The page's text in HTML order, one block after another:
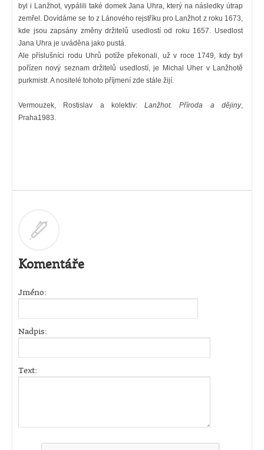
byl i Lanžhot, vypálili také domek Jana Uhra, který na následky útrap
zemřel. Dovídáme se to z Lánového rejstříku pro Lanžhot z roku 1673,
kde jsou zapsány změny držitelů usedlostí od roku 1657. Usedlost
Jana Uhra je uváděna jako pustá.
Ale příslušníci rodu Uhrů potíže překonali, už v roce 1749, kdy byl
pořízen nový seznam držitelů usedlostí, je Michal Uher v Lanžhotě
purkmistr. A nositelé tohoto příjmení zde stále žijí.
Vermouzek, Rostislav a kolektiv:Lanžhot. Příroda a dějiny,
Praha1983.
Komentáře
Jméno:
Nadpis:
Text: